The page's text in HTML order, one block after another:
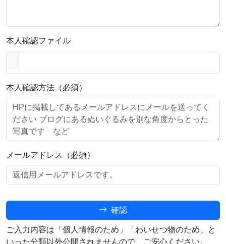
本人確認ファイル
本人確認方法（必須）
メールアドレス（必須）
確認
ご入力内容は「個人情報のため」「わいせつ物のため」と
いった分類以外公開されませんので、ご安心ください。